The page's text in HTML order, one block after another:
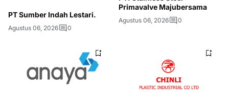
PT Sumber Indah Lestari.
Agustus 06, 2026 0
Primavalve Majubersama
Agustus 06, 2026 0